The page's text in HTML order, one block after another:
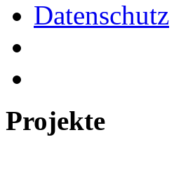
Datenschutz
Projekte